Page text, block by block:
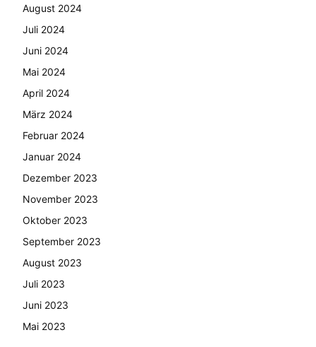
August 2024
Juli 2024
Juni 2024
Mai 2024
April 2024
März 2024
Februar 2024
Januar 2024
Dezember 2023
November 2023
Oktober 2023
September 2023
August 2023
Juli 2023
Juni 2023
Mai 2023